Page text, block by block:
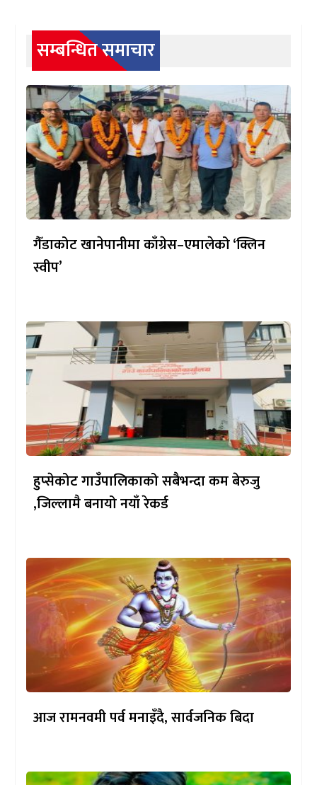
सम्बन्धित समाचार
गैँडाकोट खानेपानीमा काँग्रेस–एमालेको ‘क्लिन
स्वीप’
हुप्सेकोट गाउँपालिकाको सबैभन्दा कम बेरुजु
,जिल्लामै बनायो नयाँ रेकर्ड
आज रामनवमी पर्व मनाइँदै, सार्वजनिक बिदा